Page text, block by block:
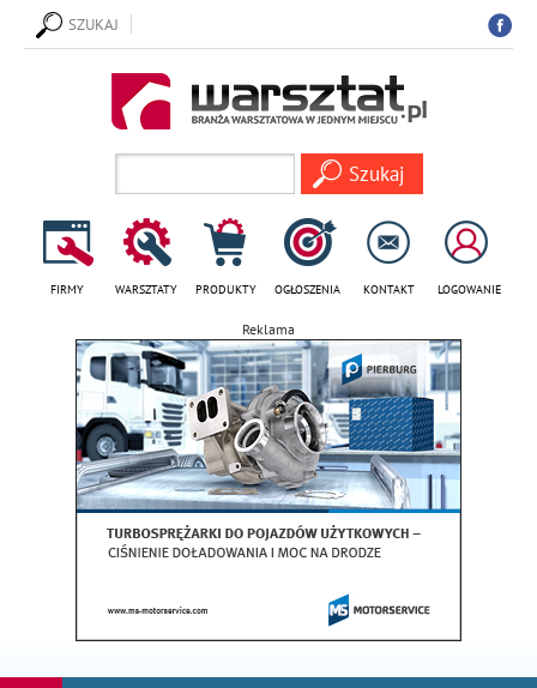
SZUKAJ
FIRMY WARSZTATY PRODUKTY OGŁOSZENIA KONTAKT LOGOWANIE
Reklama